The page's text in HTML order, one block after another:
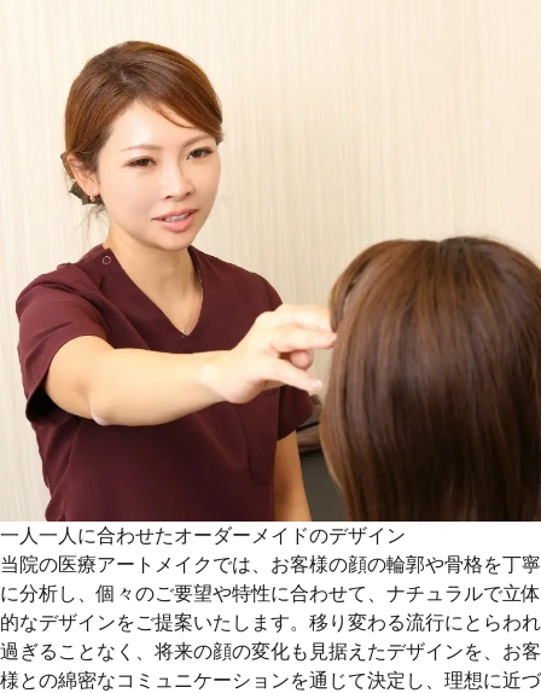
一人一人に合わせたオーダーメイドのデザイン
当院の医療アートメイクでは、お客様の顔の輪郭や骨格を丁寧
に分析し、個々のご要望や特性に合わせて、ナチュラルで立体
的なデザインをご提案いたします。移り変わる流行にとらわれ
過ぎることなく、将来の顔の変化も見据えたデザインを、お客
様との綿密なコミュニケーションを通じて決定し、理想に近づ